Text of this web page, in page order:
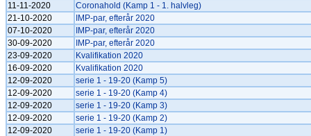
11-11-2020
Coronahold (Kamp 1 - 1. halvleg)
21-10-2020
IMP-par, efterår 2020
07-10-2020
IMP-par, efterår 2020
30-09-2020
IMP-par, efterår 2020
23-09-2020
Kvalifikation 2020
16-09-2020
Kvalifikation 2020
12-09-2020
serie 1 - 19-20 (Kamp 5)
12-09-2020
serie 1 - 19-20 (Kamp 4)
12-09-2020
serie 1 - 19-20 (Kamp 3)
12-09-2020
serie 1 - 19-20 (Kamp 2)
12-09-2020
serie 1 - 19-20 (Kamp 1)